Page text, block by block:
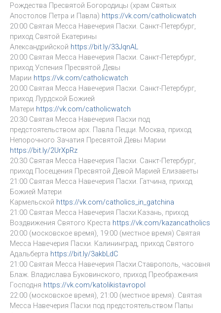
Рождества Пресвятой Богородицы (храм Святых
Апостолов Петра и Павла) https://vk.com/catholicwatch
20:00 Святая Месса Навечерия Пасхи. Санкт-Петербург,
приход Святой Екатерины
Александрийской https://bit.ly/33JqnAL
20:00 Святая Месса Навечерия Пасхи. Санкт-Петербург,
приход Успения Пресвятой Девы
Марии https://vk.com/catholicwatch
20:00 Святая Месса Навечерия Пасхи. Санкт-Петербург,
приход Лурдской Божией
Матери https://vk.com/catholicwatch
20:30 Святая Месса Навечерия Пасхи под
предстоятельством арх. Павла Пецци. Москва, приход
Непорочного Зачатия Пресвятой Девы Марии
https://bit.ly/2UrXpRz
20:30 Святая Месса Навечерия Пасхи. Санкт-Петербург,
приход Посещения Пресвятой Девой Марией Елизаветы
21:00 Святая Месса Навечерия Пасхи. Гатчина, приход
Божией Матери
Кармельской https://vk.com/catholics_in_gatchina
21:00 Святая Месса Навечерия Пасхи.Казань, приход
Воздвижения Святого Креста https://vk.com/kazancatholics
20:00 (московское время), 19:00 (местное время) Святая
Месса Навечерия Пасхи. Калининград, приход Святого
Адальберта https://bit.ly/3akbLdC
21:00 Святая Месса Навечерия Пасхи.Ставрополь, часовня
Блаж. Владислава Буковинского, приход Преображения
Господня https://vk.com/katolikistavropol
22:00 (московское время), 21:00 (местное время). Святая
Месса Навечерия Пасхи под предстоятельством Папы